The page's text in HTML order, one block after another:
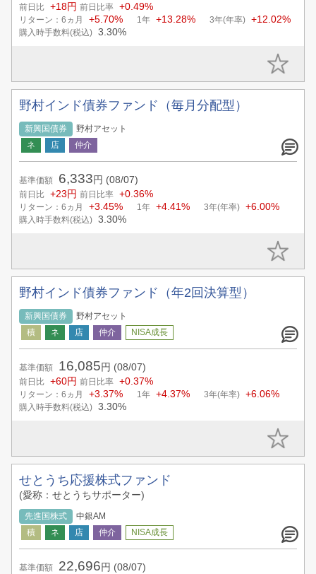
前日比 +18円 前日比率 +0.49%
リターン：6ヵ月 +5.70% 1年 +13.28% 3年(年率) +12.02%
購入時手数料(税込) 3.30%
野村インド債券ファンド（毎月分配型）
新興国債券 野村アセット
基準価額 6,333 円 (08/07)
前日比 +23円 前日比率 +0.36%
リターン：6ヵ月 +3.45% 1年 +4.41% 3年(年率) +6.00%
購入時手数料(税込) 3.30%
野村インド債券ファンド（年2回決算型）
新興国債券 野村アセット
基準価額 16,085 円 (08/07)
前日比 +60円 前日比率 +0.37%
リターン：6ヵ月 +3.37% 1年 +4.37% 3年(年率) +6.06%
購入時手数料(税込) 3.30%
せとうち応援株式ファンド
(愛称：せとうちサポーター)
先進国株式 中銀AM
基準価額 22,696 円 (08/07)